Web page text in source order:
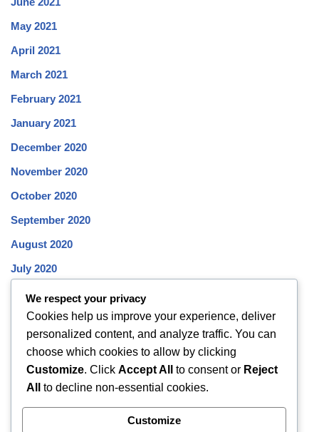
May 2021
April 2021
March 2021
February 2021
January 2021
December 2020
November 2020
October 2020
September 2020
August 2020
July 2020
June 2020
May 2020
April 2020
March 2020
February 2020
We respect your privacy
Cookies help us improve your experience, deliver
personalized content, and analyze traffic. You can
choose which cookies to allow by clicking
Customize. Click Accept All to consent or Reject
All
to decline non-essential cookies.
Customize